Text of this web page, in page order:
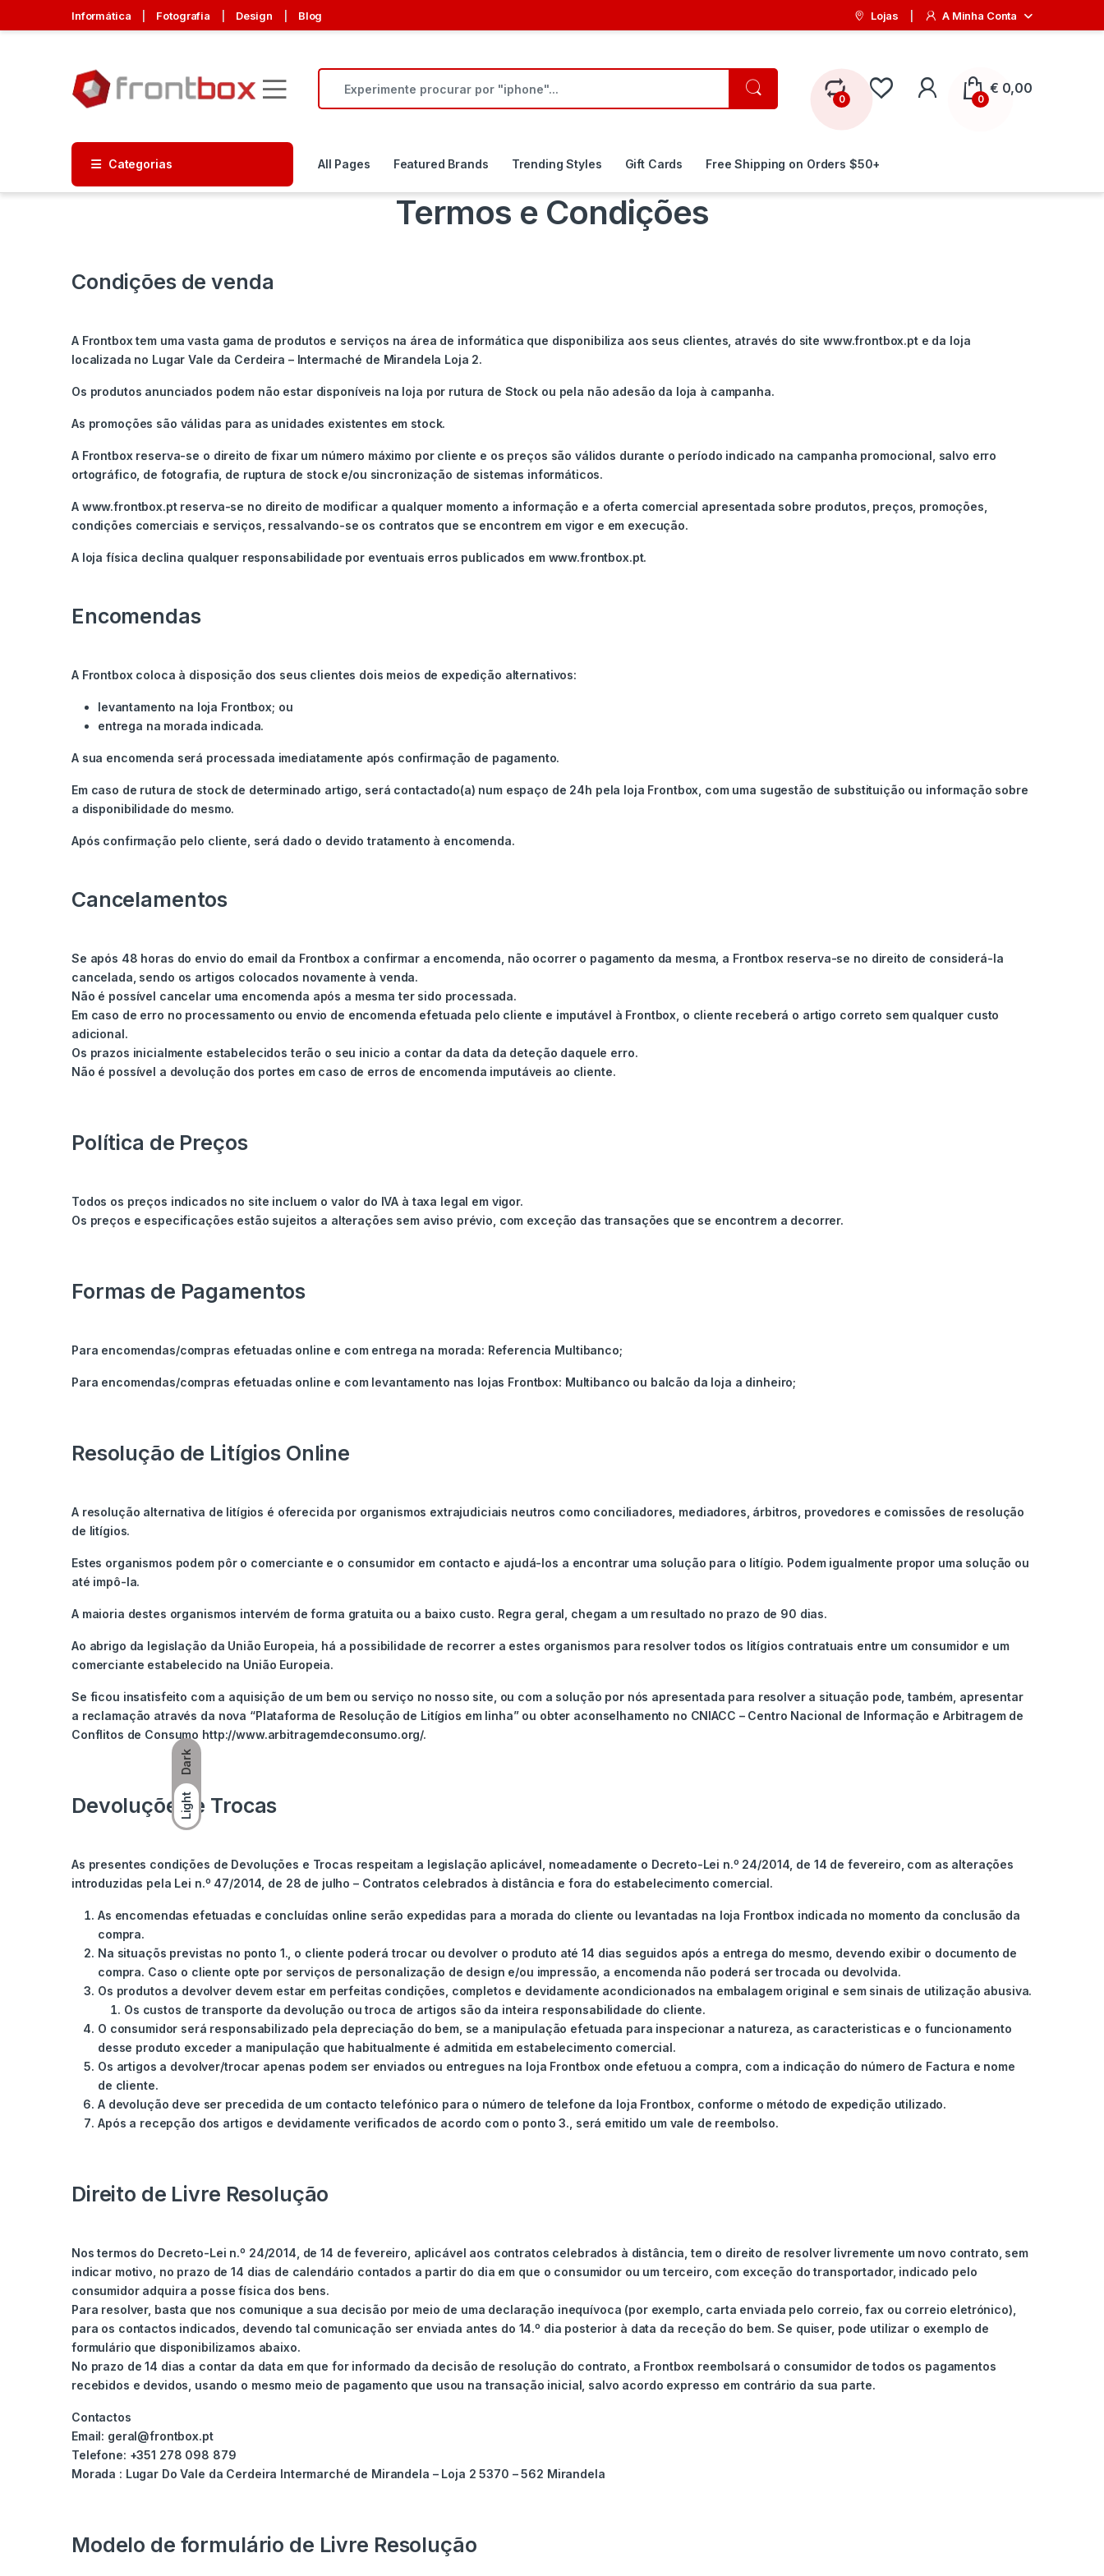
Dark
Light
Informática Fotografia Design Blog Lojas A Minha Conta
Open Procurar por:
0
My Account
0
€ 0,00
Categorias All Pages Featured Brands Trending Styles Gift Cards Free Shipping on Orders $50+
Termos e Condições
Condições de venda
A Frontbox tem uma vasta gama de produtos e serviços na área de informática que disponibiliza aos seus clientes, através do site www.frontbox.pt e da loja
localizada no Lugar Vale da Cerdeira – Intermaché de Mirandela Loja 2.
Os produtos anunciados podem não estar disponíveis na loja por rutura de Stock ou pela não adesão da loja à campanha.
As promoções são válidas para as unidades existentes em stock.
A Frontbox reserva-se o direito de fixar um número máximo por cliente e os preços são válidos durante o período indicado na campanha promocional, salvo erro
ortográfico, de fotografia, de ruptura de stock e/ou sincronização de sistemas informáticos.
A www.frontbox.pt reserva-se no direito de modificar a qualquer momento a informação e a oferta comercial apresentada sobre produtos, preços, promoções,
condições comerciais e serviços, ressalvando-se os contratos que se encontrem em vigor e em execução.
A loja física declina qualquer responsabilidade por eventuais erros publicados em www.frontbox.pt.
Encomendas
A Frontbox coloca à disposição dos seus clientes dois meios de expedição alternativos:
levantamento na loja Frontbox; ou
entrega na morada indicada.
A sua encomenda será processada imediatamente após confirmação de pagamento.
Em caso de rutura de stock de determinado artigo, será contactado(a) num espaço de 24h pela loja Frontbox, com uma sugestão de substituição ou informação sobre
a disponibilidade do mesmo.
Após confirmação pelo cliente, será dado o devido tratamento à encomenda.
Cancelamentos
Se após 48 horas do envio do email da Frontbox a confirmar a encomenda, não ocorrer o pagamento da mesma, a Frontbox reserva-se no direito de considerá-la
cancelada, sendo os artigos colocados novamente à venda.
Não é possível cancelar uma encomenda após a mesma ter sido processada.
Em caso de erro no processamento ou envio de encomenda efetuada pelo cliente e imputável à Frontbox, o cliente receberá o artigo correto sem qualquer custo
adicional.
Os prazos inicialmente estabelecidos terão o seu inicio a contar da data da deteção daquele erro.
Não é possível a devolução dos portes em caso de erros de encomenda imputáveis ao cliente.
Política de Preços
Todos os preços indicados no site incluem o valor do IVA à taxa legal em vigor.
Os preços e especificações estão sujeitos a alterações sem aviso prévio, com exceção das transações que se encontrem a decorrer.
Formas de Pagamentos
Para encomendas/compras efetuadas online e com entrega na morada: Referencia Multibanco;
Para encomendas/compras efetuadas online e com levantamento nas lojas Frontbox: Multibanco ou balcão da loja a dinheiro;
Resolução de Litígios Online
A resolução alternativa de litígios é oferecida por organismos extrajudiciais neutros como conciliadores, mediadores, árbitros, provedores e comissões de resolução
de litígios.
Estes organismos podem pôr o comerciante e o consumidor em contacto e ajudá-los a encontrar uma solução para o litígio. Podem igualmente propor uma solução ou
até impô-la.
A maioria destes organismos intervém de forma gratuita ou a baixo custo. Regra geral, chegam a um resultado no prazo de 90 dias.
Ao abrigo da legislação da União Europeia, há a possibilidade de recorrer a estes organismos para resolver todos os litígios contratuais entre um consumidor e um
comerciante estabelecido na União Europeia.
Se ficou insatisfeito com a aquisição de um bem ou serviço no nosso site, ou com a solução por nós apresentada para resolver a situação pode, também, apresentar
a reclamação através da nova “Plataforma de Resolução de Litígios em linha” ou obter aconselhamento no CNIACC – Centro Nacional de Informação e Arbitragem de
Conflitos de Consumo http://www.arbitragemdeconsumo.org/.
Devoluções e Trocas
As presentes condições de Devoluções e Trocas respeitam a legislação aplicável, nomeadamente o Decreto-Lei n.º 24/2014, de 14 de fevereiro, com as alterações
introduzidas pela Lei n.º 47/2014, de 28 de julho – Contratos celebrados à distância e fora do estabelecimento comercial.
As encomendas efetuadas e concluídas online serão expedidas para a morada do cliente ou levantadas na loja Frontbox indicada no momento da conclusão da
compra.
Na situaçõs previstas no ponto 1., o cliente poderá trocar ou devolver o produto até 14 dias seguidos após a entrega do mesmo, devendo exibir o documento de
compra. Caso o cliente opte por serviços de personalização de design e/ou impressão, a encomenda não poderá ser trocada ou devolvida.
Os produtos a devolver devem estar em perfeitas condições, completos e devidamente acondicionados na embalagem original e sem sinais de utilização abusiva.
Os custos de transporte da devolução ou troca de artigos são da inteira responsabilidade do cliente.
O consumidor será responsabilizado pela depreciação do bem, se a manipulação efetuada para inspecionar a natureza, as caracteristicas e o funcionamento
desse produto exceder a manipulação que habitualmente é admitida em estabelecimento comercial.
Os artigos a devolver/trocar apenas podem ser enviados ou entregues na loja Frontbox onde efetuou a compra, com a indicação do número de Factura e nome
de cliente.
A devolução deve ser precedida de um contacto telefónico para o número de telefone da loja Frontbox, conforme o método de expedição utilizado.
Após a recepção dos artigos e devidamente verificados de acordo com o ponto 3., será emitido um vale de reembolso.
Direito de Livre Resolução
Nos termos do Decreto-Lei n.º 24/2014, de 14 de fevereiro, aplicável aos contratos celebrados à distância, tem o direito de resolver livremente um novo contrato, sem
indicar motivo, no prazo de 14 dias de calendário contados a partir do dia em que o consumidor ou um terceiro, com exceção do transportador, indicado pelo
consumidor adquira a posse física dos bens.
Para resolver, basta que nos comunique a sua decisão por meio de uma declaração inequívoca (por exemplo, carta enviada pelo correio, fax ou correio eletrónico),
para os contactos indicados, devendo tal comunicação ser enviada antes do 14.º dia posterior à data da receção do bem. Se quiser, pode utilizar o exemplo de
formulário que disponibilizamos abaixo.
No prazo de 14 dias a contar da data em que for informado da decisão de resolução do contrato, a Frontbox reembolsará o consumidor de todos os pagamentos
recebidos e devidos, usando o mesmo meio de pagamento que usou na transação inicial, salvo acordo expresso em contrário da sua parte.
Contactos
Email: geral@frontbox.pt
Telefone: +351 278 098 879
Morada : Lugar Do Vale da Cerdeira Intermarché de Mirandela – Loja 2 5370 – 562 Mirandela
Modelo de formulário de Livre Resolução